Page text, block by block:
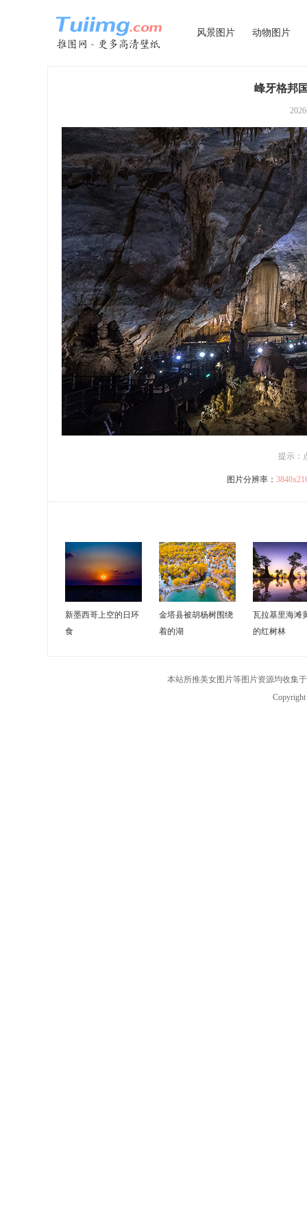
风景图片 动物图片
峰牙格邦
提示：
图片分辨率：
新墨西哥上空的日环
食
金塔县被胡杨树围绕
着的湖
瓦拉基里海滩
的红树林
本站所推美女图片等图片资源均收集